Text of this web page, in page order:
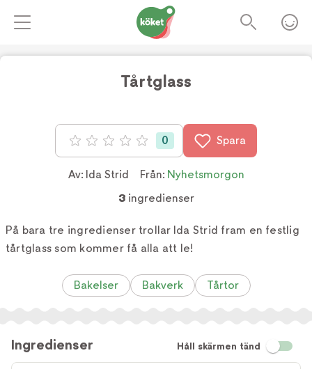
Tårtglass
Betyg: 0 av 5 0 Spara
Av: Ida Strid Från: Nyhetsmorgon
3ingredienser
På bara tre ingredienser trollar Ida Strid fram en festlig
tårtglass som kommer få alla att le!
Bakelser Bakverk Tårtor
Ingredienser Håll skärmen tänd